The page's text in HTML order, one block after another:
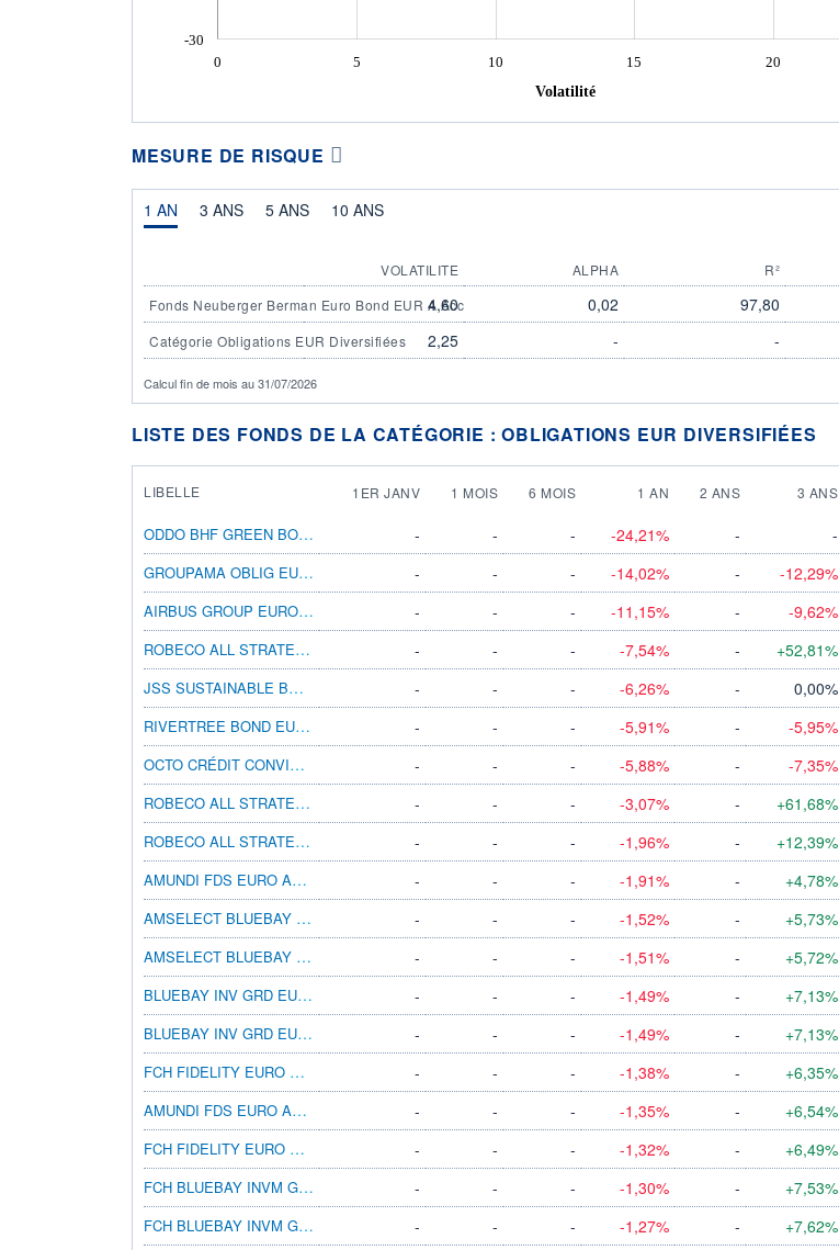
-30
0 5 10 15 20
Volatilité
MESURE DE RISQUE
1 AN 3 ANS 5 ANS 10 ANS
VOLATILITE ALPHA R²
Fonds Neuberger Berman Euro Bond EUR A Acc
4,60 0,02 97,80
Catégorie Obligations EUR Diversifiées 2,25 - -
Calcul fin de mois au 31/07/2026
LISTE DES FONDS DE LA CATÉGORIE : OBLIGATIONS EUR DIVERSIFIÉES
LIBELLE 1ER JANV 1 MOIS 6 MOIS 1 AN 2 ANS 3 ANS
ODDO BHF GREEN BOND DI EUR - - - -24,21% - -
GROUPAMA OBLIG EURO M
- - - -14,02% - -12,29%
AIRBUS GROUP EUROBLIG
- - - -11,15% - -9,62%
ROBECO ALL STRATEGY EURO BONDS 40DH EUR
- - - -7,54% - +52,81%
JSS SUSTAINABLE BOND EURO BRD I EUR DIST
- - - -6,26% - 0,00%
RIVERTREE BOND EURO F2 CAP
- - - -5,91% - -5,95%
OCTO CRÉDIT CONVICTIONS D
- - - -5,88% - -7,35%
ROBECO ALL STRATEGY EURO BONDS 40IH EUR
- - - -3,07% - +61,68%
ROBECO ALL STRATEGY EURO BONDS 10DH EUR
- - - -1,96% - +12,39%
AMUNDI FDS EURO AGGT BD C EUR C
- - - -1,91% - +4,78%
AMSELECT BLUEBAY EURO BOND AGG CL ACCEUR
- - - -1,52% - +5,73%
AMSELECT BLUEBAY EURO BOND AGG CL INCEUR
- - - -1,51% - +5,72%
BLUEBAY INV GRD EURO AGGT BD R EUR
- - - -1,49% - +7,13%
BLUEBAY INV GRD EURO AGGT BD R EUR (AID)
- - - -1,49% - +7,13%
FCH FIDELITY EURO BOND A EUR C
- - - -1,38% - +6,35%
AMUNDI FDS EURO AGGT BD F2 EUR C
- - - -1,35% - +6,54%
FCH FIDELITY EURO BOND P EUR C
- - - -1,32% - +6,49%
FCH BLUEBAY INVM GRD EURO AGGT BD-A EURC
- - - -1,30% - +7,53%
FCH BLUEBAY INVM GRD EURO AGGT BD-P EURC
- - - -1,27% - +7,62%